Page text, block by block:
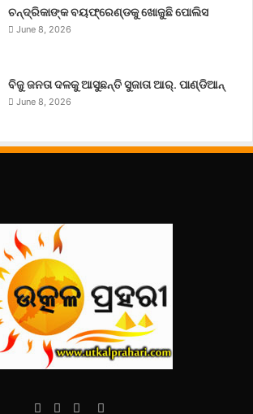
ଚନ୍ଦ୍ରିକାଙ୍କ ବୟଫ୍ରେଣ୍ଡକୁ ଖୋଜୁଛି ପୋଲିସ
June 8, 2026
ବିଜୁ ଜନତା ଦଳକୁ ଆସୁଛନ୍ତି ସୁଜାତା ଆର୍‌. ପାଣ୍ଡିଆନ୍
June 8, 2026
Facebook
TwitterYouTube
Instagram